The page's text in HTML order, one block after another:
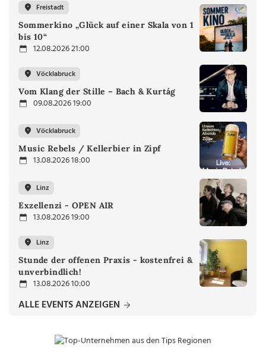
Freistadt
Sommerkino „Glück auf einer Skala von 1
bis 10“
12.08.2026 21:00
Vöcklabruck
Vom Klang der Stille – Bach & Kurtág
09.08.2026 19:00
Vöcklabruck
Music Rebels / Kellerbier in Zipf
13.08.2026 18:00
Linz
Exzellenzi - OPEN AIR
13.08.2026 19:00
Linz
Stunde der offenen Praxis - kostenfrei &
unverbindlich!
13.08.2026 10:00
ALLE EVENTS ANZEIGEN